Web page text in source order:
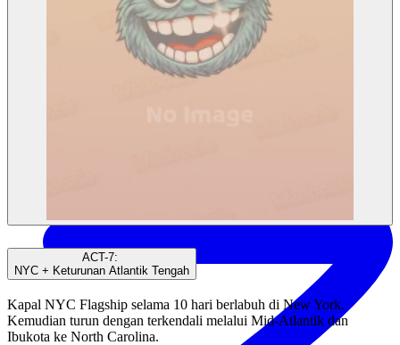
ACT-7:
NYC + Keturunan Atlantik Tengah
Kapal NYC Flagship selama 10 hari berlabuh di New York.
Kemudian turun dengan terkendali melalui Mid-Atlantik dan
Ibukota ke North Carolina.